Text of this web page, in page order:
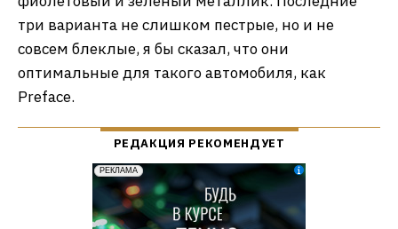
три варианта не слишком пестрые, но и не
совсем блеклые, я бы сказал, что они
оптимальные для такого автомобиля, как
Preface.